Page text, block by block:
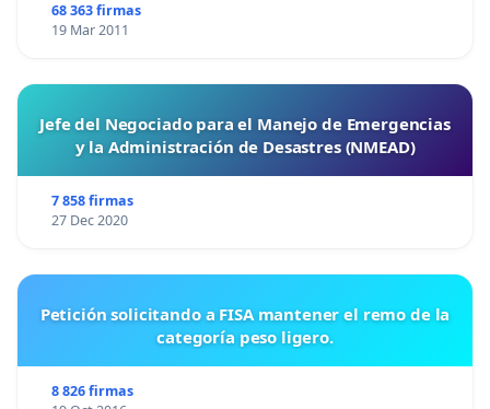
68 363 firmas
19 Mar 2011
Jefe del Negociado para el Manejo de Emergencias
y la Administración de Desastres (NMEAD)
7 858 firmas
27 Dec 2020
Petición solicitando a FISA mantener el remo de la
categoría peso ligero.
8 826 firmas